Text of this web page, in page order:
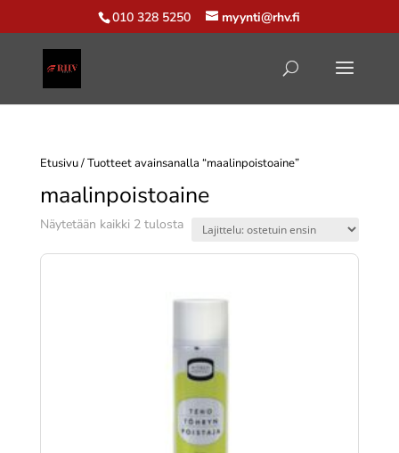
010 328 5250 myynti@rhv.fi
Etusivu/ Tuotteet avainsanalla “maalinpoistoaine”
maalinpoistoaine
Näytetään kaikki 2 tulostaSuosituimmat
ensin